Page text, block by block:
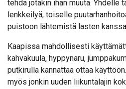
tehdä jotakin ihan muuta. Yhdelle
lenkkeilyä, toiselle
puistoon lähtemistä lasten
Kaapissa mahdollisesti
kahvakuula, hyppynaru,
putkirulla kannattaa ottaa
myös jonkin uuden liikuntalajin